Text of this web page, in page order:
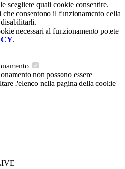
scegliere quali cookie consentire.
che consentono il funzionamento della
necessari al funzionamento potete
.
non possono essere
l'elenco nella pagina della cookie